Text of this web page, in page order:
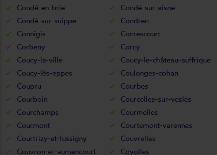
Condé-en-brie
Condé-sur-aisne
Condé-sur-suippe
Condren
Connigis
Contescourt
Corbeny
Corcy
Coucy-la-ville
Coucy-le-château-auffrique
Coucy-lès-eppes
Coulonges-cohan
Coupru
Courbes
Courboin
Courcelles-sur-vesles
Courchamps
Courmelles
Courmont
Courtemont-varennes
Courtrizy-et-fussigny
Couvrelles
Couvron-et-aumencourt
Coyolles